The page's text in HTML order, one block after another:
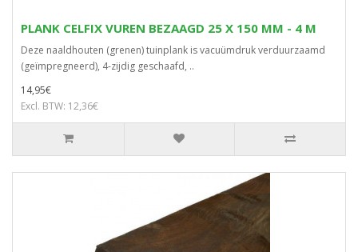
PLANK CELFIX VUREN BEZAAGD 25 X 150 MM - 4 M
Deze naaldhouten (grenen) tuinplank is vacuümdruk verduurzaamd
(geïmpregneerd), 4-zijdig geschaafd, ..
14,95€
Excl. BTW: 12,36€